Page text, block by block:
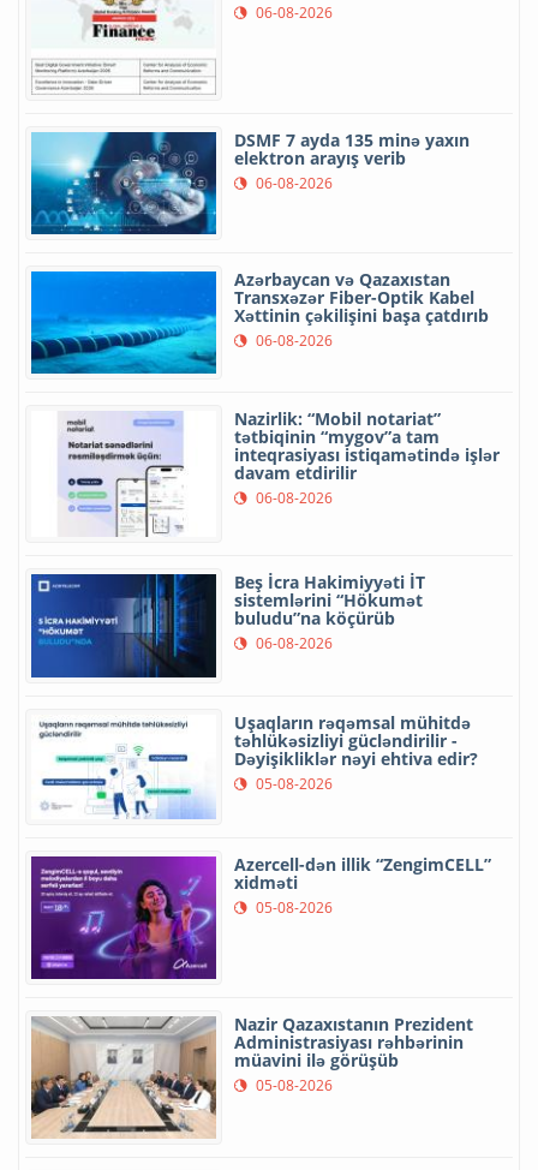
06-08-2026
DSMF 7 ayda 135 minə yaxın
elektron arayış verib
06-08-2026
Azərbaycan və Qazaxıstan
Transxəzər Fiber-Optik Kabel
Xəttinin çəkilişini başa çatdırıb
06-08-2026
Nazirlik: “Mobil notariat”
tətbiqinin “mygov”a tam
inteqrasiyası istiqamətində işlər
davam etdirilir
06-08-2026
Beş İcra Hakimiyyəti İT
sistemlərini “Hökumət
buludu”na köçürüb
06-08-2026
Uşaqların rəqəmsal mühitdə
təhlükəsizliyi gücləndirilir -
Dəyişikliklər nəyi ehtiva edir?
05-08-2026
Azercell-dən illik “ZengimCELL”
xidməti
05-08-2026
Nazir Qazaxıstanın Prezident
Administrasiyası rəhbərinin
müavini ilə görüşüb
05-08-2026